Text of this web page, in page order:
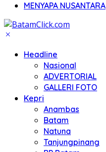
MENYAPA NUSANTARA
Headline
Nasional
ADVERTORIAL
GALLERI FOTO
Kepri
Anambas
Batam
Natuna
Tanjungpinang